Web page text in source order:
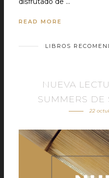
READ MORE
LIBROS
NUEVA
SUMMERS DE
22